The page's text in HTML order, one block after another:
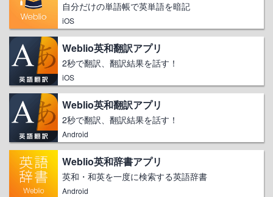
自分だけの単語帳で英単語を暗記
iOS
Weblio英和翻訳アプリ
2秒で翻訳、翻訳結果を話す！
iOS
Weblio英和翻訳アプリ
2秒で翻訳、翻訳結果を話す！
Android
Weblio英和辞書アプリ
英和・和英を一度に検索する英語辞書
Android